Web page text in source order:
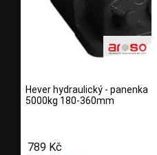
Hever hydraulický - panenka
5000kg 180-360mm
789 Kč